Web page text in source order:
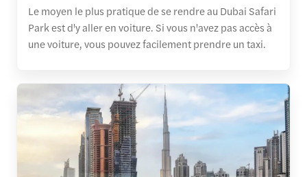
Le moyen le plus pratique de se rendre au Dubai Safari
Park est d'y aller en voiture. Si vous n'avez pas accès à
une voiture, vous pouvez facilement prendre un taxi.